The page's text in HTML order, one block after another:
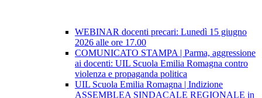
WEBINAR docenti precari: Lunedì 15 giugno
2026 alle ore 17.00
COMUNICATO STAMPA | Parma, aggressione
ai docenti: UIL Scuola Emilia Romagna contro
violenza e propaganda politica
UIL Scuola Emilia Romagna | Indizione
ASSEMBLEA SINDACALE REGIONALE in